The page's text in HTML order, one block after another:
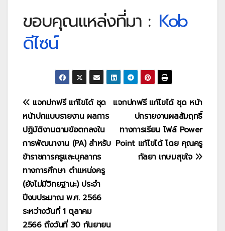
ขอบคุณแหล่งที่มา : Kob
ดีไซน์
แนะแนว
เรื่อง
แจกปกฟรี แก้ไขได้ ชุด หน้า
ปกรายงานผลสัมฤทธิ์
ทางการเรียน ไฟล์ Power
Point แก้ไขได้ โดย คุณครู
กัลยา เกษมสุขใจ
แจกปกฟรี แก้ไขได้ ชุด
หน้าปกแบบรายงาน ผลการ
ปฏิบัติงานตามข้อตกลงใน
การพัฒนางาน (PA) สำหรับ
ข้าราชการครูและบุคลากร
ทางการศึกษา ตำแหน่งครู
(ยังไม่มีวิทยฐานะ) ประจำ
ปีงบประมาณ พ.ศ. 2566
ระหว่างวันที่ 1 ตุลาคม
2566 ถึงวันที่ 30 กันยายน